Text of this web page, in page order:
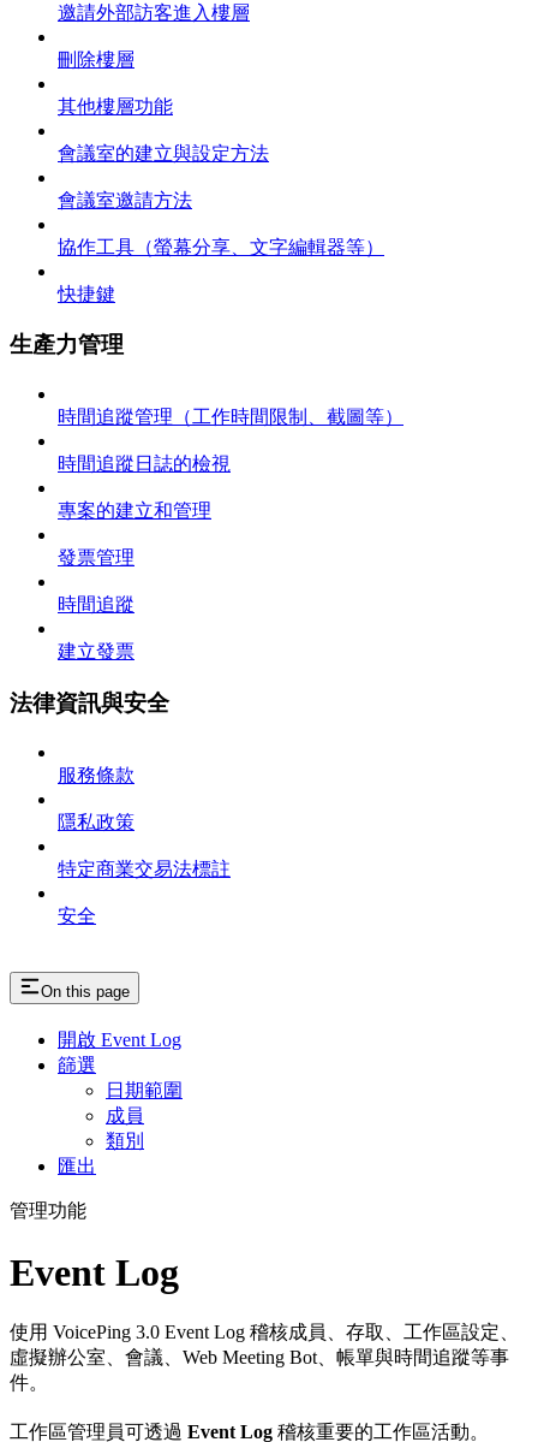
邀請外部訪客進入樓層
刪除樓層
其他樓層功能
會議室的建立與設定方法
會議室邀請方法
協作工具（螢幕分享、文字編輯器等）
快捷鍵
生產力管理
時間追蹤管理（工作時間限制、截圖等）
時間追蹤日誌的檢視
專案的建立和管理
發票管理
時間追蹤
建立發票
法律資訊與安全
服務條款
隱私政策
特定商業交易法標註
安全
On this page
開啟 Event Log
篩選
日期範圍
成員
類別
匯出
管理功能
Event Log
使用 VoicePing 3.0 Event Log 稽核成員、存取、工作區設定、
虛擬辦公室、會議、Web Meeting Bot、帳單與時間追蹤等事
件。
工作區管理員可透過 Event Log 稽核重要的工作區活動。